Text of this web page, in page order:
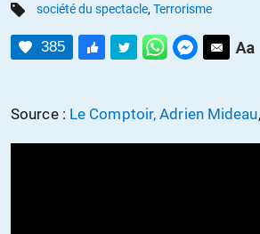
DOSSIERS
CATÉGORIES
MOTS CLÉS
CONTACTER
FAIRE UN
société du spectacle, Terrorisme
385
Source : Le Comptoir, Adrien Mideau